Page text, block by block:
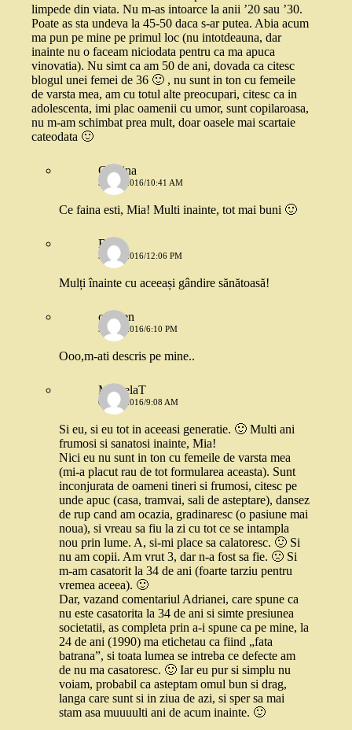
limpede din viata. Nu m-as intoarce la anii ’20 sau ’30.
Poate as sta undeva la 45-50 daca s-ar putea. Abia acum
ma pun pe mine pe primul loc (nu intotdeauna, dar
inainte nu o faceam niciodata pentru ca ma apuca
vinovatia). Nu simt ca am 50 de ani, dovada ca citesc
blogul unei femei de 36 🙂 , nu sunt in ton cu femeile
de varsta mea, am cu totul alte preocupari, citesc ca in
adolescenta, imi plac oamenii cu umor, sunt copilaroasa,
nu m-am schimbat prea mult, doar oasele mai scartaie
cateodata 🙂
Cristina
5 MAI 2016/10:41 AM
Ce faina esti, Mia! Multi inainte, tot mai buni 🙂
Bibi
5 MAI 2016/12:06 PM
Mulți înainte cu aceeași gândire sănătoasă!
carmen
5 MAI 2016/6:10 PM
Ooo,m-ati descris pe mine..
MihaelaT
6 MAI 2016/9:08 AM
Si eu, si eu tot in aceeasi generatie. 🙂 Multi ani
frumosi si sanatosi inainte, Mia!
Nici eu nu sunt in ton cu femeile de varsta mea
(mi-a placut rau de tot formularea aceasta). Sunt
inconjurata de oameni tineri si frumosi, citesc pe
unde apuc (casa, tramvai, sali de asteptare), dansez
de rup cand am ocazia, gradinaresc (o pasiune mai
noua), si vreau sa fiu la zi cu tot ce se intampla
nou prin lume. A, si-mi place sa calatoresc. 🙂 Si
nu am copii. Am vrut 3, dar n-a fost sa fie. 🙁 Si
m-am casatorit la 34 de ani (foarte tarziu pentru
vremea aceea). 🙂
Dar, vazand comentariul Adrianei, care spune ca
nu este casatorita la 34 de ani si simte presiunea
societatii, as completa prin a-i spune ca pe mine, la
24 de ani (1990) ma etichetau ca fiind „fata
batrana”, si toata lumea se intreba ce defecte am
de nu ma casatoresc. 🙂 Iar eu pur si simplu nu
voiam, probabil ca asteptam omul bun si drag,
langa care sunt si in ziua de azi, si sper sa mai
stam asa muuuulti ani de acum inainte. 🙂